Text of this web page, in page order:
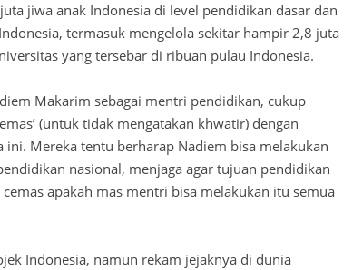
jiwa anak Indonesia di level pendidikan dasar dan
termasuk mengelola sekitar hampir 2,8 juta
yang tersebar di ribuan pulau Indonesia.
Makarim sebagai mentri pendidikan, cukup
(untuk tidak mengatakan khwatir) dengan
ini. Mereka tentu berharap Nadiem bisa melakukan
nasional, menjaga agar tujuan pendidikan
apakah mas mentri bisa melakukan itu semua
Indonesia, namun rekam jejaknya di dunia